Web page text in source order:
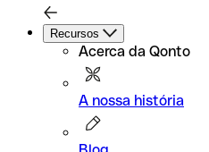
Recursos
Acerca da Qonto
A nossa história